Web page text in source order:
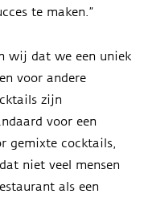
te maken.”
wij dat we een uniek
voor andere
zijn
voor een
gemixte cocktails,
niet veel mensen
als een